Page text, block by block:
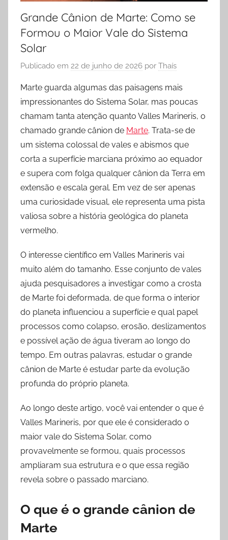
Grande Cânion de Marte: Como se
Formou o Maior Vale do Sistema
Solar
Publicado em 22 de junho de 2026 por Thaís
Marte guarda algumas das paisagens mais
impressionantes do Sistema Solar, mas poucas
chamam tanta atenção quanto Valles Marineris, o
chamado grande cânion de Marte. Trata-se de
um sistema colossal de vales e abismos que
corta a superfície marciana próximo ao equador
e supera com folga qualquer cânion da Terra em
extensão e escala geral. Em vez de ser apenas
uma curiosidade visual, ele representa uma pista
valiosa sobre a história geológica do planeta
vermelho.
O interesse científico em Valles Marineris vai
muito além do tamanho. Esse conjunto de vales
ajuda pesquisadores a investigar como a crosta
de Marte foi deformada, de que forma o interior
do planeta influenciou a superfície e qual papel
processos como colapso, erosão, deslizamentos
e possível ação de água tiveram ao longo do
tempo. Em outras palavras, estudar o grande
cânion de Marte é estudar parte da evolução
profunda do próprio planeta.
Ao longo deste artigo, você vai entender o que é
Valles Marineris, por que ele é considerado o
maior vale do Sistema Solar, como
provavelmente se formou, quais processos
ampliaram sua estrutura e o que essa região
revela sobre o passado marciano.
O que é o grande cânion de
Marte